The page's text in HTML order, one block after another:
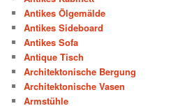
Antikes Ölgemälde
Antikes Sideboard
Antikes Sofa
Antique Tisch
Architektonische Bergung
Architektonische Vasen
Armstühle